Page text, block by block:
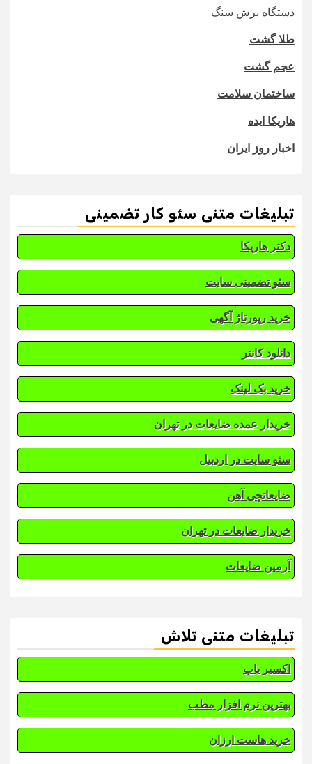
دستگاه برش سنگ
طلا گشت
عجم گشت
ساختمان سلامت
هاریکا ایده
اخبار روز ایران
تبلیغات متنی سئو کار تضمینی
دکتر هاریکا
سئو تضمینی سایت
خرید رپورتاژ آگهی
دانلود کانتر
خرید بک لینک
خریدار عمده ضایعات در تهران
سئو سایت در اردبیل
ضایعاتچی آهن
خریدار ضایعات در تهران
آرمین ضایعات
تبلیغات متنی تلاش
اکسیر یاب
بهترین نرم افزار مطب
خرید هاست ارزان